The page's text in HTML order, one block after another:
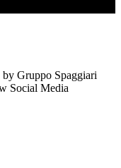
Gruppo Spaggiari
Social Media